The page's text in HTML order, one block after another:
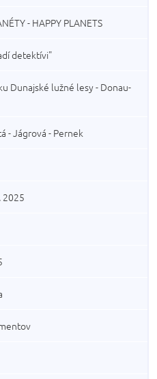
- HAPPY PLANETS
detektívi"
Dunajské lužné lesy - Donau-
- Jágrová - Pernek
2025